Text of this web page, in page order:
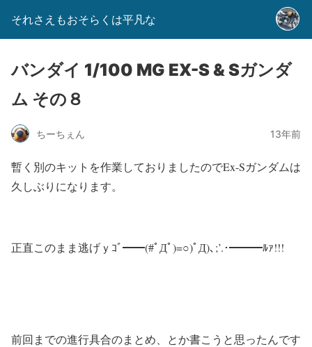
それさえもおそらくは平凡な
バンダイ 1/100 MG EX-S & Sガンダ
ム その８
ちーちぇん 13年前
暫く別のキットを作業しておりましたのでEx-Sガンダムは
久しぶりになります。
正直このまま逃げｙｺﾞ━━(#ﾟДﾟ)=○)ﾟД)､;’.･━━━ﾙｧ!!!
前回までの進行具合のまとめ、とか書こうと思ったんです